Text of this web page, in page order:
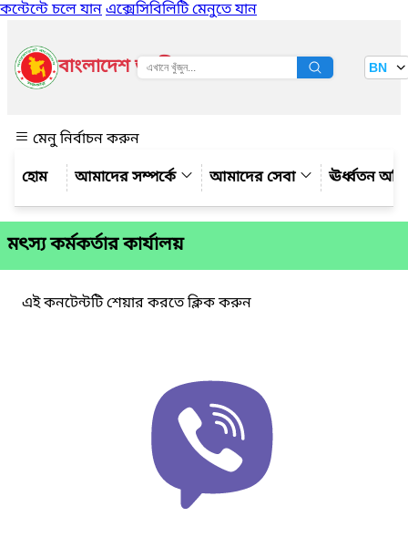
কন্টেন্টে চলে যানএক্সেসিবিলিটি মেনুতে যান
বাংলাদেশ জাতীয় তথ্য বাতায়ন BN
মেনু নির্বাচন করুন
আমাদের সম্পর্কে
আমাদের সেবা ঊর্ধ্বতন
মৎস্য কর্মকর্তার কার্যালয়
এই কনটেন্টটি শেয়ার করতে ক্লিক করুন